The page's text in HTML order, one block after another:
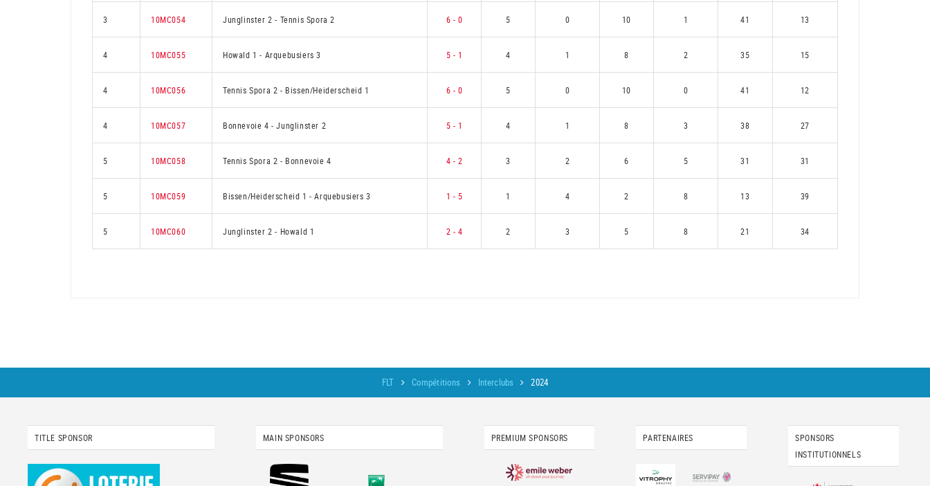
3 10MC054 Junglinster 2- Tennis Spora 2 6 - 0 5 0 10 1 41 13
4 10MC055 Howald 1- Arquebusiers 3 5 - 1 4 1 8 2 35 15
4 10MC056 Tennis Spora 2 - Bissen/Heiderscheid 1 6 - 0 5 0 10 0 41 12
4 10MC057 Bonnevoie 4-Junglinster 2 5 - 1 4 1 8 3 38 27
5 10MC058 Tennis Spora 2 - Bonnevoie 4 4 - 2 3 2 6 5 31 31
5 10MC059 Bissen/Heiderscheid 1-Arquebusiers 3 1 - 5 1 4 2 8 13 39
5 10MC060 Junglinster 2- Howald 1 2 - 4 2 3 5 8 21 34
FLT Compétitions Interclubs 2024
TITLE SPONSOR MAIN SPONSORS PREMIUM SPONSORS PARTENAIRES
SPONSORS
INSTITUTIONNELS